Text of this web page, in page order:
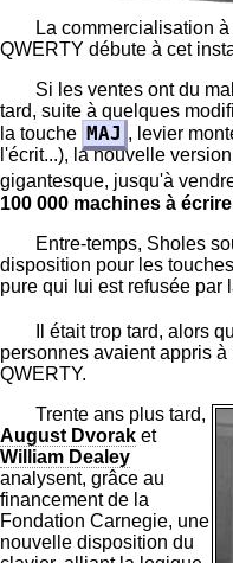
La commercialisation
QWERTY débute à cet
Si les ventes ont du
tard, suite à quelques
la touche MAJ , levier
l'écrit...), la nouvelle
gigantesque, jusqu'à
100 000 machines à
Entre-temps, Sholes
disposition pour les
pure qui lui est refusée par
Il était trop tard, alors
personnes avaient appris
QWERTY.
Trente ans plus tard,
August Dvorak et
William Dealey
analysent, grâce au
financement de la
Fondation Carnegie, une
nouvelle disposition du